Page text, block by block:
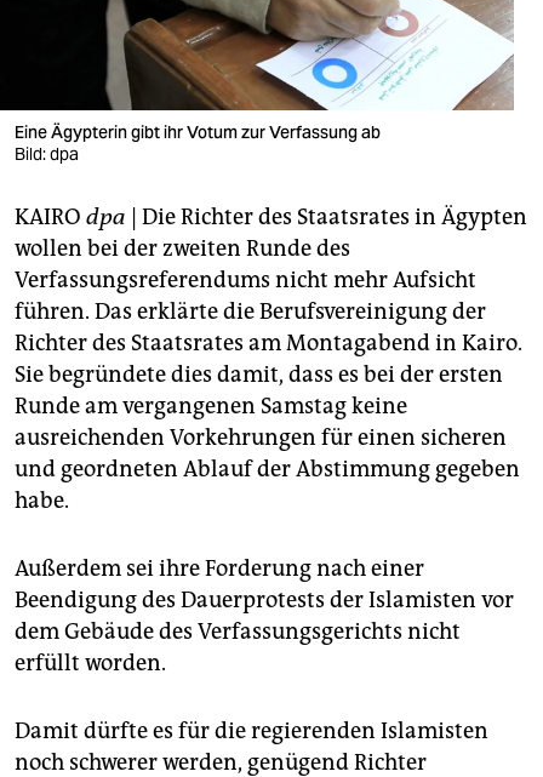
veranstaltungen
fragen & hilfe
unterstützen
abo
genossenschaft
epaper login
Eine Ägypterin gibt ihr Votum zur Verfassung ab
Bild: dpa
KAIRO dpa | Die Richter des Staatsrates in Ägypten
wollen bei der zweiten Runde des
Verfassungsreferendums nicht mehr Aufsicht
führen. Das erklärte die Berufsvereinigung der
Richter des Staatsrates am Montagabend in Kairo.
Sie begründete dies damit, dass es bei der ersten
Runde am vergangenen Samstag keine
ausreichenden Vorkehrungen für einen sicheren
und geordneten Ablauf der Abstimmung gegeben
habe.
Außerdem sei ihre Forderung nach einer
Beendigung des Dauerprotests der Islamisten vor
dem Gebäude des Verfassungsgerichts nicht
erfüllt worden.
Damit dürfte es für die regierenden Islamisten
noch schwerer werden, genügend Richter